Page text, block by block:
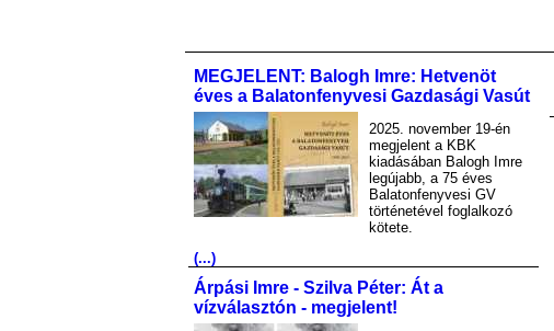
MEGJELENT: Balogh Imre: Hetvenöt
éves a Balatonfenyvesi Gazdasági Vasút
2025. november 19-én
megjelent a KBK
kiadásában Balogh Imre
legújabb, a 75 éves
Balatonfenyvesi GV
történetével foglalkozó
kötete.
(...)
Árpási Imre - Szilva Péter: Át a
vízválasztón - megjelent!